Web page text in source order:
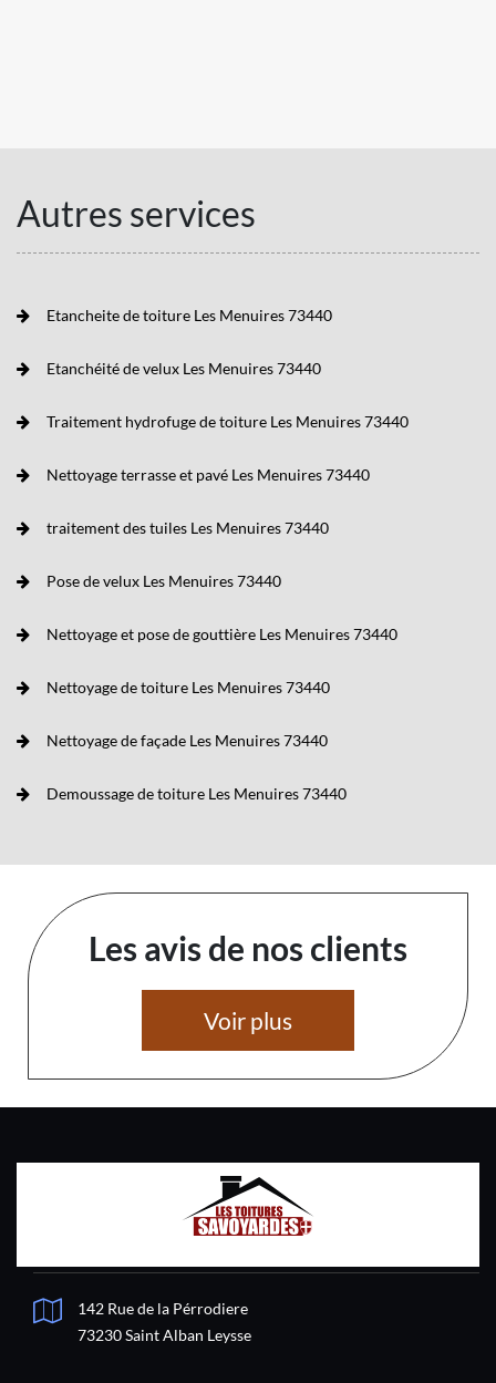
Autres services
Etancheite de toiture Les Menuires 73440
Etanchéité de velux Les Menuires 73440
Traitement hydrofuge de toiture Les Menuires 73440
Nettoyage terrasse et pavé Les Menuires 73440
traitement des tuiles Les Menuires 73440
Pose de velux Les Menuires 73440
Nettoyage et pose de gouttière Les Menuires 73440
Nettoyage de toiture Les Menuires 73440
Nettoyage de façade Les Menuires 73440
Demoussage de toiture Les Menuires 73440
Les avis de nos clients
Voir plus
142 Rue de la Pérrodiere
73230 Saint Alban Leysse